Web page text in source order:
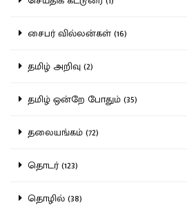
சைபர் வில்லன்கள் (16)
தமிழ் அறிவு (2)
தமிழ் ஒன்றே போதும் (35)
தலையங்கம் (72)
தொடர் (123)
தொழில் (38)